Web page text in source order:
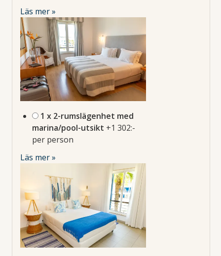
Läs mer »
1 x 2-rumslägenhet med
marina/pool-utsikt +1 302:-
per person
Läs mer »